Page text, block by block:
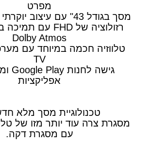
מפרט
מסך בגודל 43" עם עיצוב יוקרתי וללא מסגרת
Dolby Atmos
TV
אפליקציות
טכנולוגיית מסך מלא
מסגרת צרה עוד יותר מזו של
עם מסגרת דקה.